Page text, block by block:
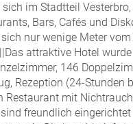
im Stadtteil
Bars, Cafés und
nur wenige Meter
attraktive Hotel
146
Rezeption (24-Stunden
Restaurant mit
freundlich